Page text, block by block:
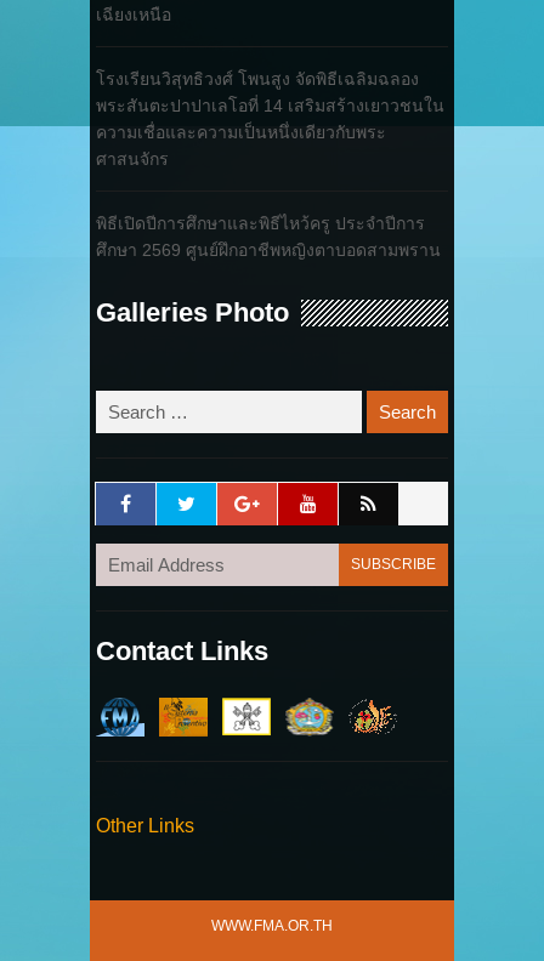
เฉียงเหนือ
โรงเรียนวิสุทธิวงศ์ โพนสูง จัดพิธีเฉลิมฉลอง
พระสันตะปาปาเลโอที่ 14 เสริมสร้างเยาวชนใน
ความเชื่อและความเป็นหนึ่งเดียวกับพระ
ศาสนจักร
พิธีเปิดปีการศึกษาและพิธีไหว้ครู ประจำปีการ
ศึกษา 2569 ศูนย์ฝึกอาชีพหญิงตาบอดสามพราน
Galleries Photo
Contact Links
Other Links
WWW.FMA.OR.TH